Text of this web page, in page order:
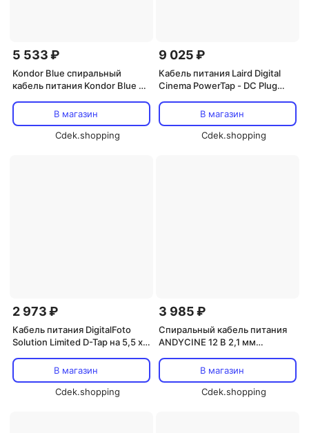
5 533 ₽
Kondor Blue спиральный
кабель питания Kondor Blue D-
"мама" с угловым разъемом
для кинокамер (от 20 до 50
В магазин
Cdek.shopping
9 025 ₽
Кабель питания Laird Digital
Cinema PowerTap - DC Plug
В магазин
Cdek.shopping
2 973 ₽
Кабель питания DigitalFoto
Solution Limited D-Tap на 5,5 x
В магазин
Cdek.shopping
3 985 ₽
Спиральный кабель питания
ANDYCINE 12 В 2,1 мм
Blackmagic Pocket 4K и 6K
В магазин
Cdek.shopping